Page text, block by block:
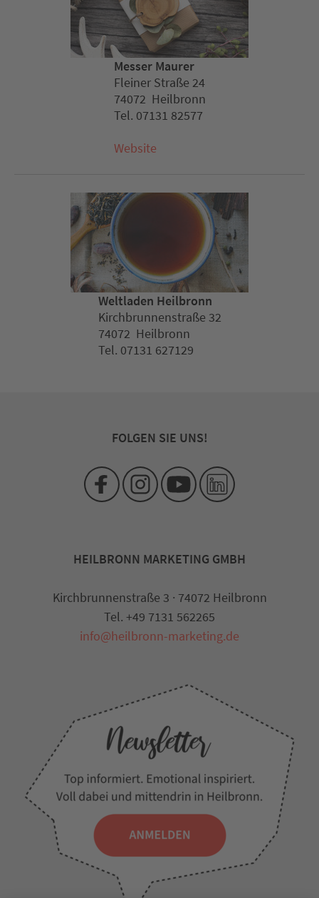
Messer Maurer
Fleiner Straße 24
74072 Heilbronn
Tel. 07131 82577
Website
Weltladen Heilbronn
Kirchbrunnenstraße 32
74072 Heilbronn
Tel. 07131 627129
FOLGEN SIE UNS!
HEILBRONN MARKETING GMBH
Kirchbrunnenstraße 3 · 74072 Heilbronn
Tel. +49 7131 562265
info@heilbronn-marketing.de